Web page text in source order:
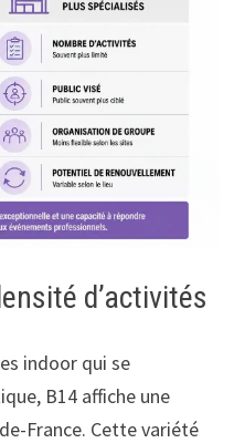
d’activités
indoor qui se
B14 affiche une
France. Cette variété